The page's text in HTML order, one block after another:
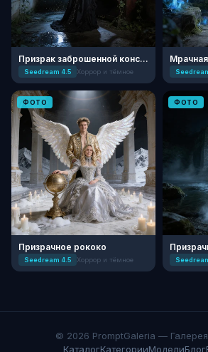
Призрак заброшенной консерватории
Seedream 4.5 Хоррор и тёмное
ФОТО
Призрачное рококо
Seedream 4.5 Хоррор и тёмное
ФОТО
© 2026 PromptGaleria —
КаталогКатегорииМоделиБлог